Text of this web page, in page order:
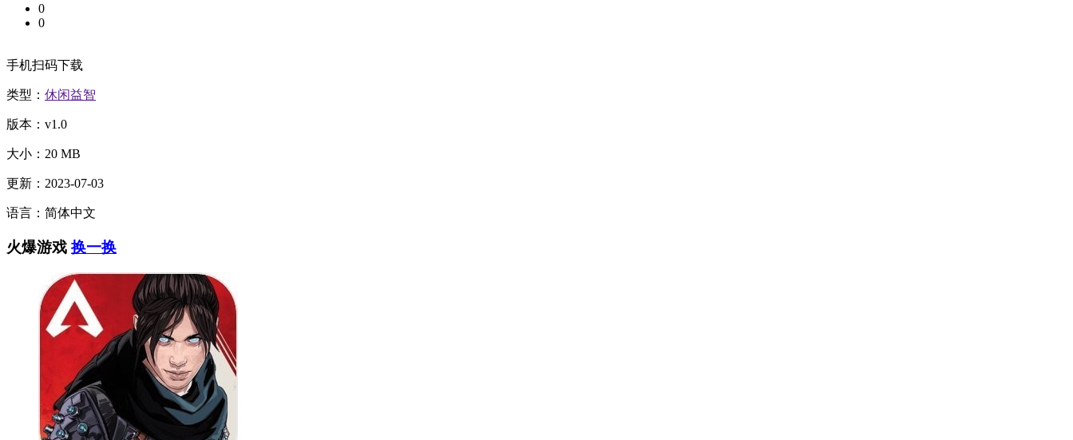
0
0
手机扫码下载
类型： 休闲益智
版本：v1.0
大小：20 MB
更新：2023-07-03
语言：简体中文
火爆游戏 换一换